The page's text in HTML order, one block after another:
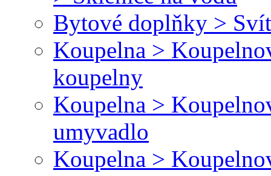
Bytové doplňky >
Koupelna >
koupelny
Koupelna >
umyvadlo
Koupelna >